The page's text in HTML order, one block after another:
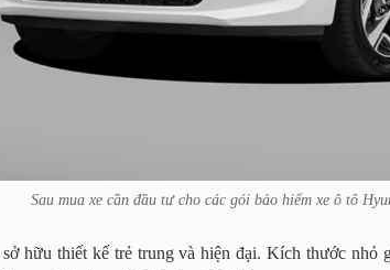
Sau mua xe cần đầu tư cho các gói bảo hiểm xe ô tô
hữu thiết kế trẻ trung và hiện đại. Kích thước nhỏ